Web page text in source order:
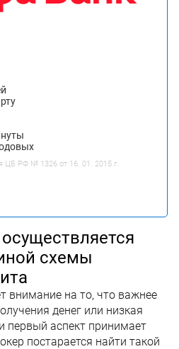
ЦБ РФ № 1326 от 16. 01. 2015 г.
схемы
внимание на то, что важнее
денег или низкая
первый аспект принимает
постарается найти такой